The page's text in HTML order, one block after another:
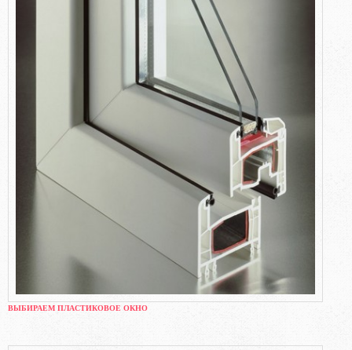
ВЫБИРАЕМ ПЛАСТИКОВОЕ ОКНО